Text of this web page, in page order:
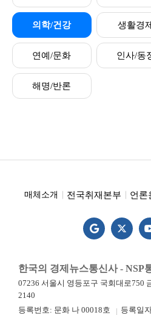
의학/건강 생활경제
연예/문화 인사/동
해명/반론
매체소개 전국취재본부 언론
한국의 경제뉴스통신사 - NSP
07236 서울시 영등포구 국회대로750
2140
등록번호: 문화 나 00018호
등록일